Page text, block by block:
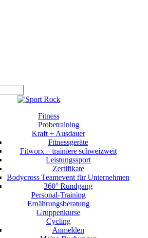
Fitness
Probetraining
Kraft + Ausdauer
Fitnessgeräte
Fitworx – trainiere schweizweit
Leistungssport
Zertifikate
Bodycross Teamevent für Unternehmen
360° Rundgang
Personal-Training
Ernährungsberatung
Gruppenkurse
Cycling
Anmelden